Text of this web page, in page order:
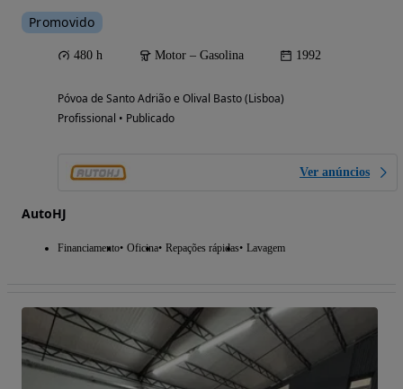
Promovido
480 h Motor – Gasolina 1992
Póvoa de Santo Adrião e Olival Basto (Lisboa)
Profissional • Publicado
Ver anúncios
AutoHJ
Financiamento Oficina Repações rápidas Lavagem